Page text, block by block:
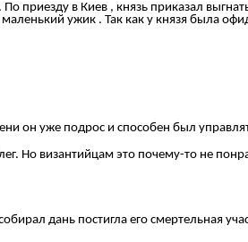
приезду в Киев , князь приказал
ужик . Так как у князя была
он уже подрос и способен был
Но византийцам это почему-то не
дань постигла его смертельная